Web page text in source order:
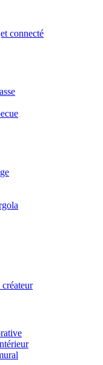
connecté